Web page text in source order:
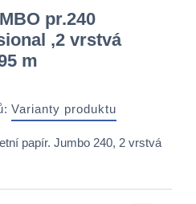
pr.240
,2 vrstvá
m
Varianty produktu
papír. Jumbo 240, 2 vrstvá